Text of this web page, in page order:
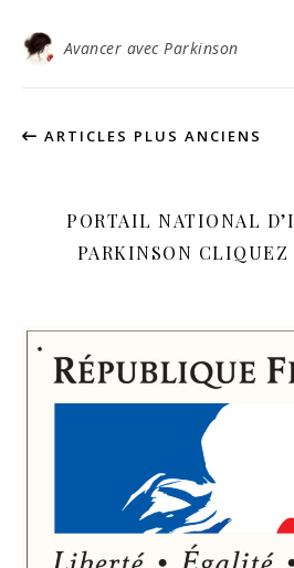
Avancer avec Parkinson
ARTICLES PLUS ANCIENS
PORTAIL NATIONAL
PARKINSON CLIQUEZ